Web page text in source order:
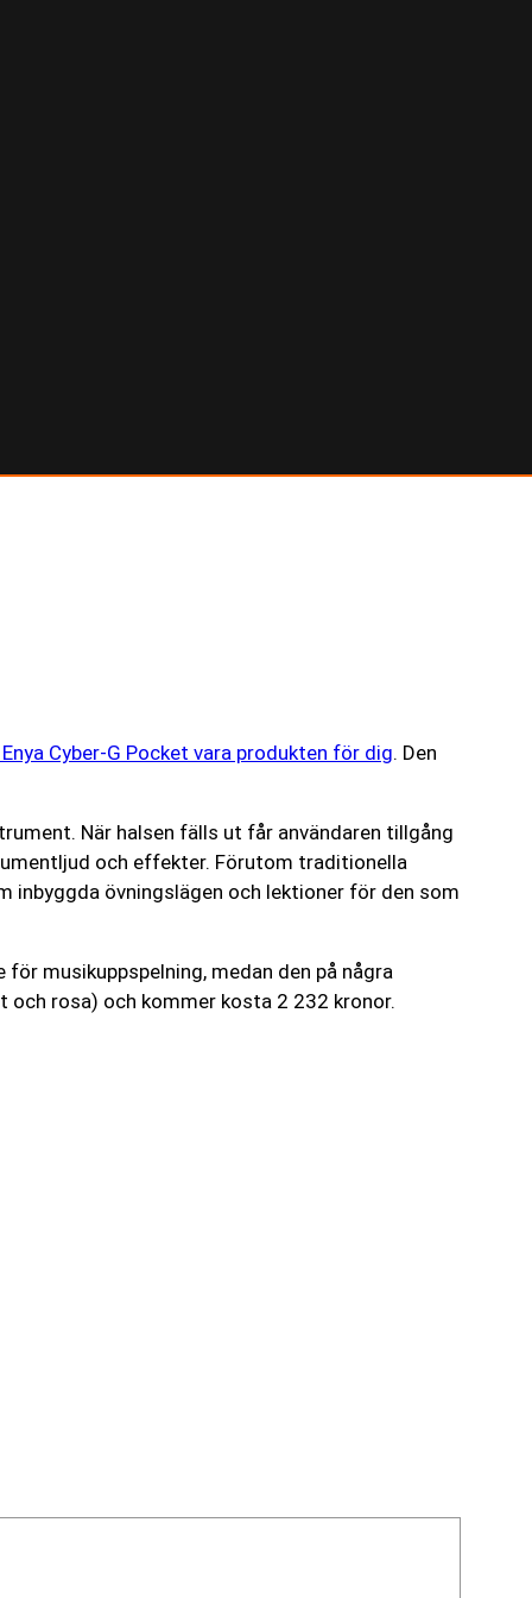
Cyber-G Pocket vara produkten för dig. Den
När halsen fälls ut får användaren tillgång
och effekter. Förutom traditionella
inbyggda övningslägen och lektioner för den som
musikuppspelning, medan den på några
rosa) och kommer kosta 2 232 kronor.